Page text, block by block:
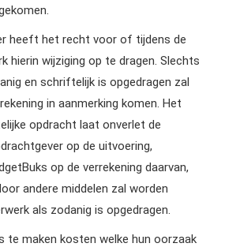
heeft het recht voor of tijdens de
hierin wijziging op te dragen. Slechts
en schriftelijk is opgedragen zal
in aanmerking komen. Het
opdracht laat onverlet de
op de uitvoering,
op de verrekening daarvan,
andere middelen zal worden
als zodanig is opgedragen.
te maken kosten welke hun oorzaak